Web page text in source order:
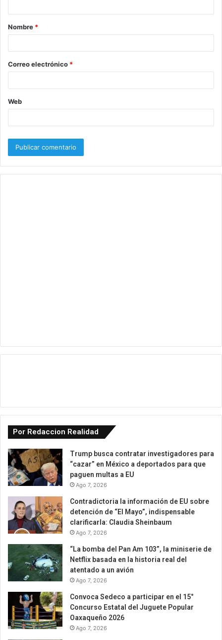
a
r
*
Nombre *
Correo electrónico *
Web
Por Redaccion Realidad
Trump busca contratar investigadores para
“cazar” en México a deportados para que
paguen multas a EU
Ago 7, 2026
Contradictoria la información de EU sobre
detención de “El Mayo”, indispensable
clarificarla: Claudia Sheinbaum
Ago 7, 2026
“La bomba del Pan Am 103”, la miniserie de
Netflix basada en la historia real del
atentado a un avión
Ago 7, 2026
Convoca Sedeco a participar en el 15°
Concurso Estatal del Juguete Popular
Oaxaqueño 2026
Ago 7, 2026